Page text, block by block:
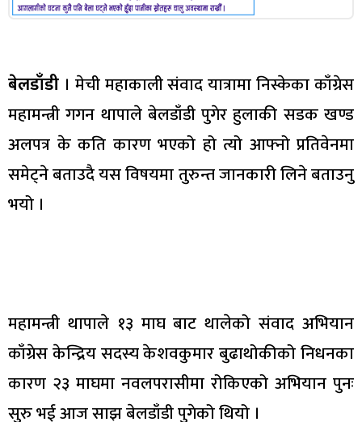
बेलडाँडी । मेची महाकाली संवाद यात्रामा निस्केका काँग्रेस
महामन्त्री गगन थापाले बेलडाँडी पुगेर हुलाकी सडक खण्ड
अलपत्र के कति कारण भएको हो त्यो आफ्नो प्रतिवेनमा
समेट्ने बताउदै यस विषयमा तुरुन्त जानकारी लिने बताउनु
भयो ।
महामन्त्री थापाले १३ माघ बाट थालेको संवाद अभियान
काँग्रेस केन्द्रिय सदस्य केशवकुमार बुढाथोकीको निधनका
कारण २३ माघमा नवलपरासीमा रोकिएको अभियान पुनः
सुरु भई आज साझ बेलडाँडी पुगेको थियो ।